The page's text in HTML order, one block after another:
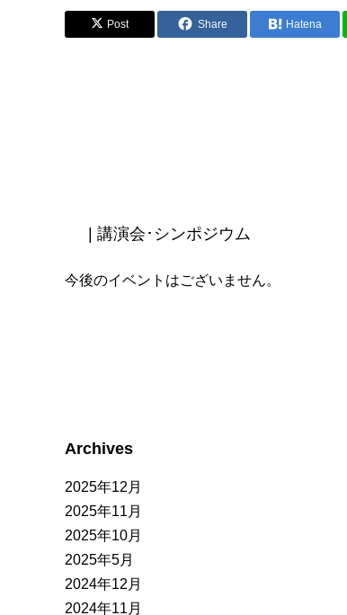
Post Share Hatena
| 講演会･シンポジウム
今後のイベントはございません。
Archives
2025年12月
2025年11月
2025年10月
2025年5月
2024年12月
2024年11月